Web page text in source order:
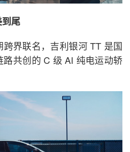
尾
界联名，吉利银河 TT 是国
共创的 C 级 AI 纯电运动轿